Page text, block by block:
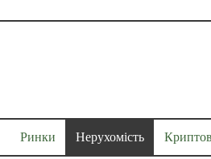
Ринки Нерухомість